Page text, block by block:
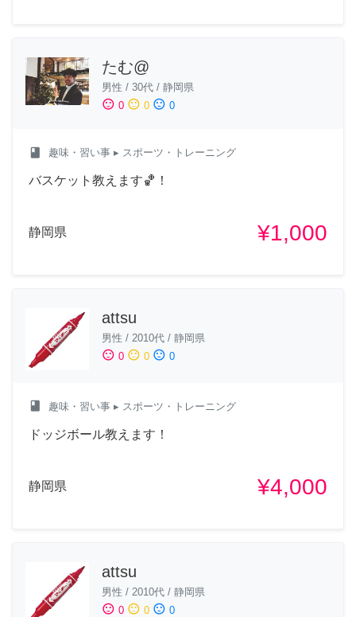
たむ@
男性 / 30代 / 静岡県
sentiment_satisfied 0 sentiment_neutral 0 sentiment_dissatisfied 0
class 趣味・習い事 ▸ スポーツ・トレーニング
バスケット教えます🏀！
静岡県 ¥1,000
attsu
男性 / 2010代 / 静岡県
sentiment_satisfied 0 sentiment_neutral 0 sentiment_dissatisfied 0
class 趣味・習い事 ▸ スポーツ・トレーニング
ドッジボール教えます！
静岡県 ¥4,000
attsu
男性 / 2010代 / 静岡県
sentiment_satisfied 0 sentiment_neutral 0 sentiment_dissatisfied 0